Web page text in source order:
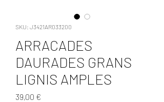
SKU: J3421AR033200
ARRACADES
DAURADES GRANS
LIGNIS AMPLES
39,00 €